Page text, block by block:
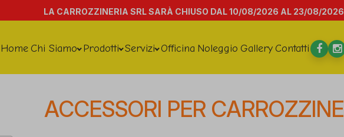
LA CARROZZINERIA SRL SARÀ CHIUSO DAL 10/08/2026 AL 23/08/2026
Home Chi Siamo Prodotti Servizi Officina Noleggio Gallery Contatti
ACCESSORI PER CARROZZINE